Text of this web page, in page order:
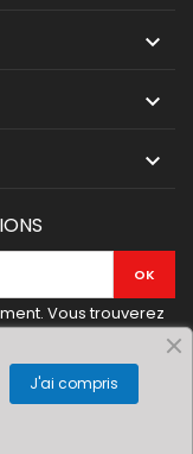



Vous trouverez
les conditions
J'ai compris